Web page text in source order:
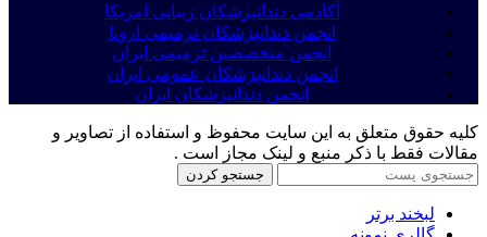
آکادمی دندانپزشکان زیبایی امریکا
انجمن دندانپزشکان ترمیمی اروپا
انجمن متخصصین ترمیمی ایران
انجمن دندانپزشکان عمومی ایران
انجمن دندانپزشکان ایران
کلیه حقوق متعلق به این سایت محفوظ و استفاده از تصاویر و
مقالات فقط با ذکر منبع و لینک مجاز است .
جستجو کردن
لبخند برتر